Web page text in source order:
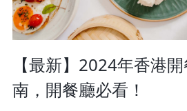
【最新】2024年香港
南，開餐廳必看！